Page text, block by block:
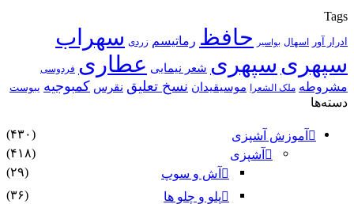
Tags
ادرار آور اسهال بواسیر حافظ رماتیسم زردی سهراب
سپهری سپهری شعر نیمایی عطاری فردوسی
مشروطه ملک الشعرا موسیقیدان نسخ تعلیق نقرس کمبوجیه یبوست
دسته‌ها
آموزش آشپزی
(۴۳۰)
آشپزی
(۴۱۸)
آش و سوپ
(۲۹)
پلو و چلو ها
(۳۶)